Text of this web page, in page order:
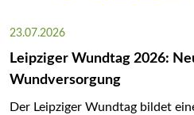
23.07.2026
Leipziger Wundtag 2026:
Wundversorgung
Der Leipziger Wundtag bildet